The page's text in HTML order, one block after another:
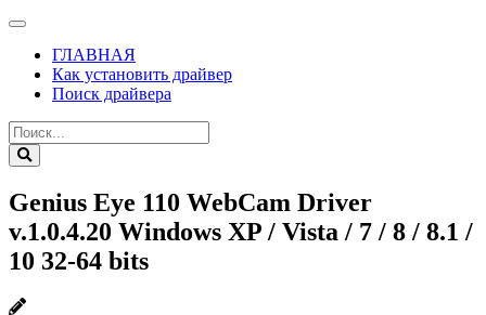
ГЛАВНАЯ
Как установить драйвер
Поиск драйвера
Genius Eye 110 WebCam Driver
v.1.0.4.20 Windows XP / Vista / 7 / 8 / 8.1 /
10 32-64 bits